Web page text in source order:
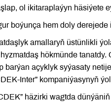
ol ikitaraplaýyn häsiýete
boýunça hem doly
amallaryň üstünlikli
hökmünde
barýan açyklyk syýasaty
Inter” kompaniýasynyň
häzirki wagtda